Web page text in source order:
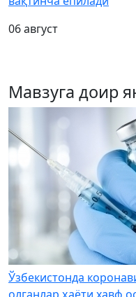
06 август
Мавзуга доир
Ўзбекистонда